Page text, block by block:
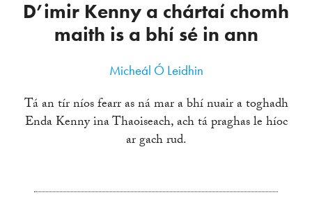
D’imir Kenny a chártaí chomh
maith is a bhí sé in ann
Micheál Ó Leidhin
Tá an tír níos fearr as ná mar a bhí nuair a toghadh
Enda Kenny ina Thaoiseach, ach tá praghas le híoc
ar gach rud.